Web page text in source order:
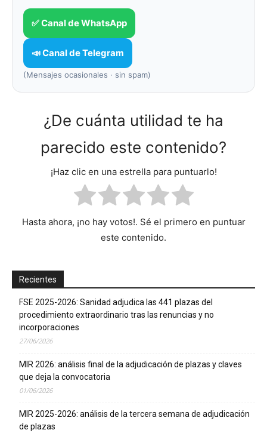
✅ Canal de WhatsApp
📣 Canal de Telegram
(Mensajes ocasionales · sin spam)
¿De cuánta utilidad te ha
parecido este contenido?
¡Haz clic en una estrella para puntuarlo!
Hasta ahora, ¡no hay votos!. Sé el primero en puntuar
este contenido.
Recientes
FSE 2025-2026: Sanidad adjudica las 441 plazas del
procedimiento extraordinario tras las renuncias y no
incorporaciones
27/06/2026
MIR 2026: análisis final de la adjudicación de plazas y claves
que deja la convocatoria
01/06/2026
MIR 2025-2026: análisis de la tercera semana de adjudicación
de plazas